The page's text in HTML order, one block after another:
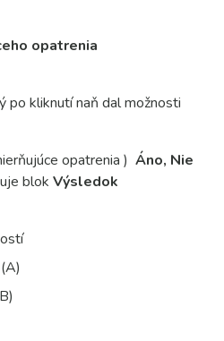
opatrenia
po kliknutí naň dal možnosti
opatrenia ) Áno, Nie
blok Výsledok